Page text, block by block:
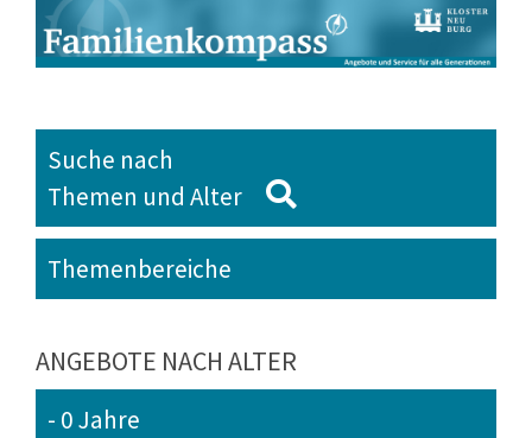
Suche nach
Themen und Alter
Themenbereiche
ANGEBOTE NACH ALTER
- 0 Jahre